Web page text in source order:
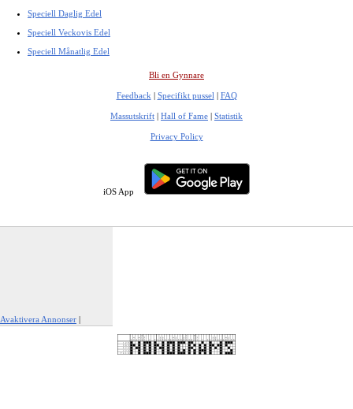
Speciell Daglig Edel
Speciell Veckovis Edel
Speciell Månatlig Edel
Bli en Gynnare
Feedback | Specifikt pussel | FAQ
Massutskrift | Hall of Fame | Statistik
Privacy Policy
iOS App
Avaktivera Annonser |